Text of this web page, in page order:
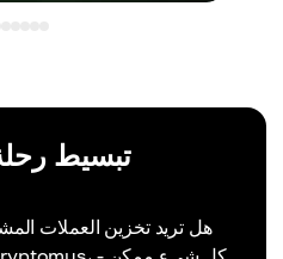
تبسيط
هل تريد تخزين العملات